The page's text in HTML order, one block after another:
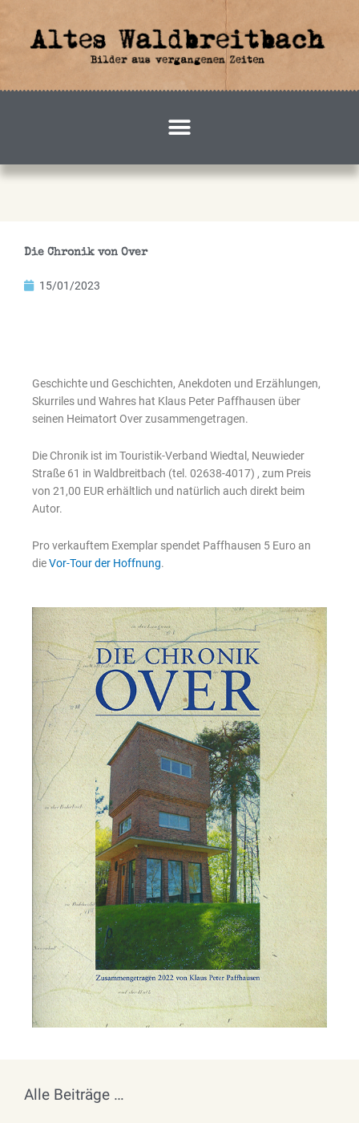
springen
Die Chronik von Over
15/01/2023
Geschichte und Geschichten, Anekdoten und Erzählungen,
Skurriles und Wahres hat Klaus Peter Paffhausen über
seinen Heimatort Over zusammengetragen.
Die Chronik ist im Touristik-Verband Wiedtal, Neuwieder
Straße 61 in Waldbreitbach (tel. 02638-4017) , zum Preis
von 21,00 EUR erhältlich und natürlich auch direkt beim
Autor.
Pro verkauftem Exemplar spendet Paffhausen 5 Euro an
dieVor-Tour der Hoffnung.
Alle Beiträge …